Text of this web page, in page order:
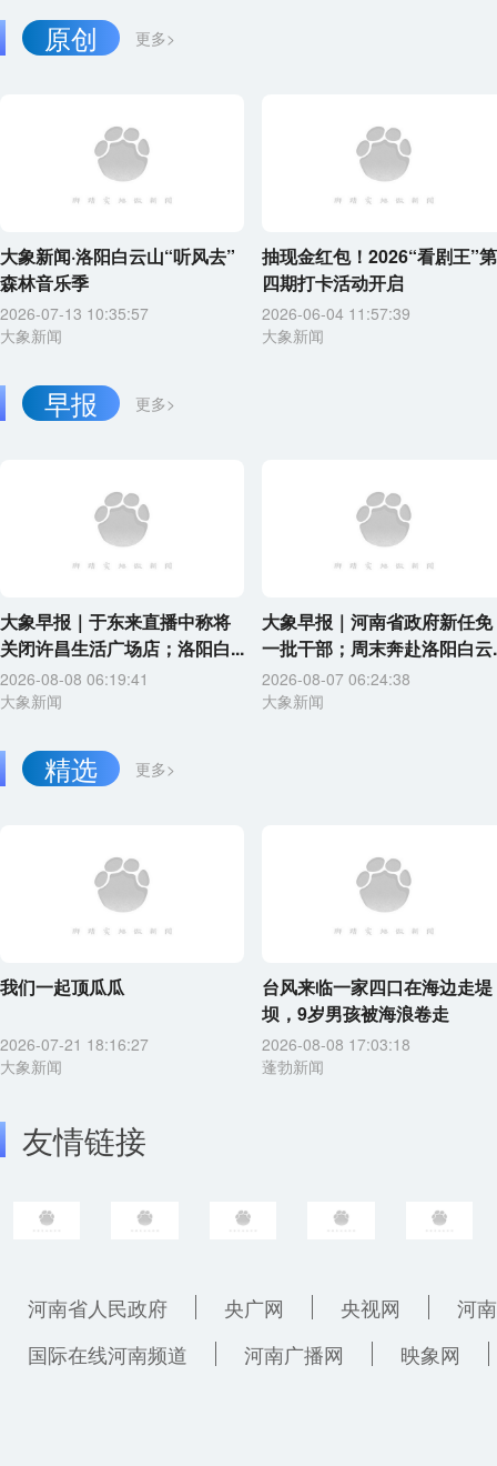
更多>
原创
大象新闻·洛阳白云山“听风去”
森林音乐季
2026-07-13 10:35:57
大象新闻
抽现金红包！2026“看剧王”第
四期打卡活动开启
2026-06-04 11:57:39
大象新闻
更多>
早报
大象早报｜于东来直播中称将
关闭许昌生活广场店；洛阳白...
2026-08-08 06:19:41
大象新闻
大象早报｜河南省政府新任免
一批干部；周末奔赴洛阳白云
2026-08-07 06:24:38
大象新闻
更多>
精选
我们一起顶瓜瓜
2026-07-21 18:16:27
大象新闻
台风来临一家四口在海边走堤
坝，9岁男孩被海浪卷走
2026-08-08 17:03:18
蓬勃新闻
友情链接
河南省人民政府 央广网 央视网
河
国际在线河南频道
河南广播网 映象网